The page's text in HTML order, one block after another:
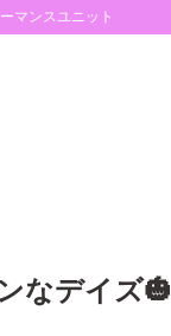
マンスユニット
なデイズ🎃